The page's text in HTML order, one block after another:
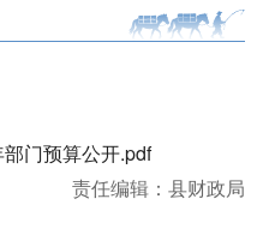
门预算公开.pdf
责任编辑：县财政局